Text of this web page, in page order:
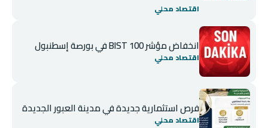
اقتصاد محلي
انخفاض مؤشر BIST 100 في بورصة إسطنبول
اقتصاد محلي
فرص استثمارية جديدة في مدينة العبور الجديدة
اقتصاد محلي